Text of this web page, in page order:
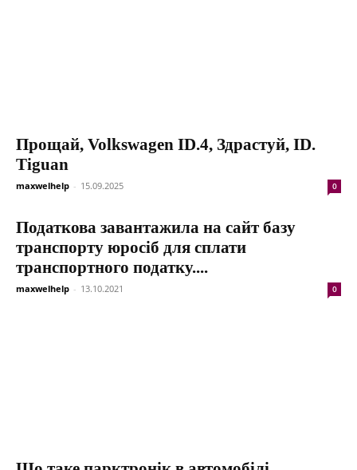
Прощай, Volkswagen ID.4, Здрастуй, ID.
Tiguan
maxwelhelp - 15.09.2025 0
Податкова завантажила на сайт базу
транспорту юросіб для сплати
транспортного податку....
maxwelhelp - 13.10.2021 0